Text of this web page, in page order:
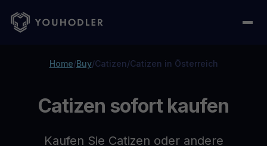
Home/Buy/Catizen/Catizen in Österreich
Catizen sofort kaufen
Kaufen Sie Catizen oder andere